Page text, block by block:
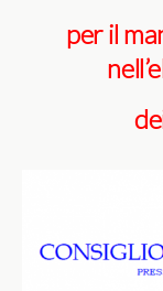
per il